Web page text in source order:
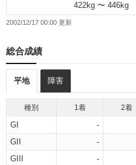
422kg 〜 446kg
2002/12/17 00:00
総合成績
平地 障害
種別 1着 2着
GI -
GII
-
GIII
-